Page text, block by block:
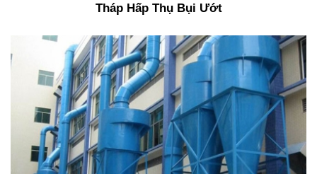
Tháp Hấp Thụ Bụi Ướt